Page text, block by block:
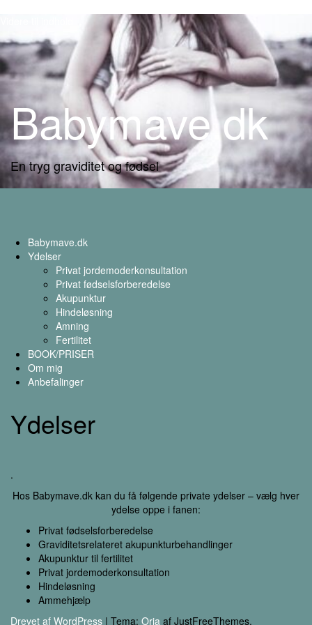
Babymave.dk
En tryg graviditet og fødsel
Babymave.dk
Ydelser
Privat jordemoderkonsultation
Privat fødselsforberedelse
Akupunktur
Hindeløsning
Amning
Fertilitet
BOOK/PRISER
Om mig
Anbefalinger
Ydelser
.
Hos Babymave.dk kan du få følgende private ydelser – vælg hver
ydelse oppe i fanen:
Privat fødselsforberedelse
Graviditetsrelateret akupunkturbehandlinger
Akupunktur til fertilitet
Privat jordemoderkonsultation
Hindeløsning
Ammehjælp
Drevet af WordPress | Tema: Oria af JustFreeThemes.